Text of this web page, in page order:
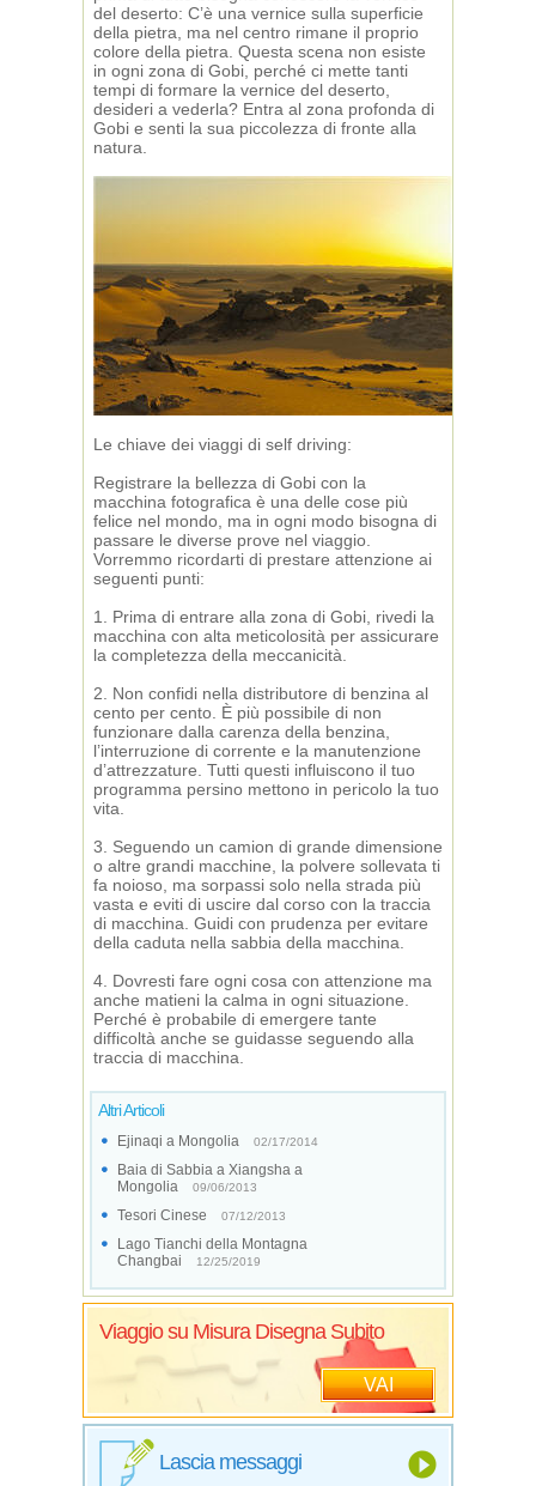
del deserto: C’è una vernice sulla superficie
della pietra, ma nel centro rimane il proprio
colore della pietra. Questa scena non esiste
in ogni zona di Gobi, perché ci mette tanti
tempi di formare la vernice del deserto,
desideri a vederla? Entra al zona profonda di
Gobi e senti la sua piccolezza di fronte alla
natura.
Le chiave dei viaggi di self driving:
Registrare la bellezza di Gobi con la
macchina fotografica è una delle cose più
felice nel mondo, ma in ogni modo bisogna di
passare le diverse prove nel viaggio.
Vorremmo ricordarti di prestare attenzione ai
seguenti punti:
1. Prima di entrare alla zona di Gobi, rivedi la
macchina con alta meticolosità per assicurare
la completezza della meccanicità.
2. Non confidi nella distributore di benzina al
cento per cento. È più possibile di non
funzionare dalla carenza della benzina,
l’interruzione di corrente e la manutenzione
d’attrezzature. Tutti questi influiscono il tuo
programma persino mettono in pericolo la tuo
vita.
3. Seguendo un camion di grande dimensione
o altre grandi macchine, la polvere sollevata ti
fa noioso, ma sorpassi solo nella strada più
vasta e eviti di uscire dal corso con la traccia
di macchina. Guidi con prudenza per evitare
della caduta nella sabbia della macchina.
4. Dovresti fare ogni cosa con attenzione ma
anche matieni la calma in ogni situazione.
Perché è probabile di emergere tante
difficoltà anche se guidasse seguendo alla
traccia di macchina.
Altri Articoli
Ejinaqi a Mongolia 02/17/2014
Baia di Sabbia a Xiangsha a
Mongolia
09/06/2013
Tesori Cinese 07/12/2013
Lago Tianchi della Montagna
Changbai
12/25/2019
Viaggio su Misura Disegna Subito
VAI
Lascia messaggi